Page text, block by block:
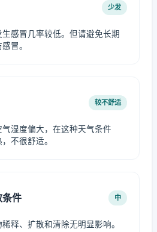
少发
感冒几率较低。但请避免长期
冒。
较不舒适
湿度偏大，在这种天气条件
不很舒适。
条件 中
释、扩散和清除无明显影响。